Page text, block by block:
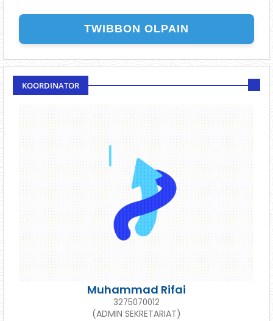
TWIBBON OLPAIN
KOORDINATOR
Muhammad Rifai
3275070012
(ADMIN SEKRETARIAT)